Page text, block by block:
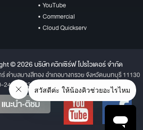
• YouTube
• Commercial
• Cloud Quickserv
© 2026 บริษัท ควิกเซิร์ฟ โปรไวเดอร์ จำกัด
ตำบลบางสีทอง อำเภอบางกรวย จังหวัดนนทบุรี 11130
1234 โทรสาร 0-2496-1001